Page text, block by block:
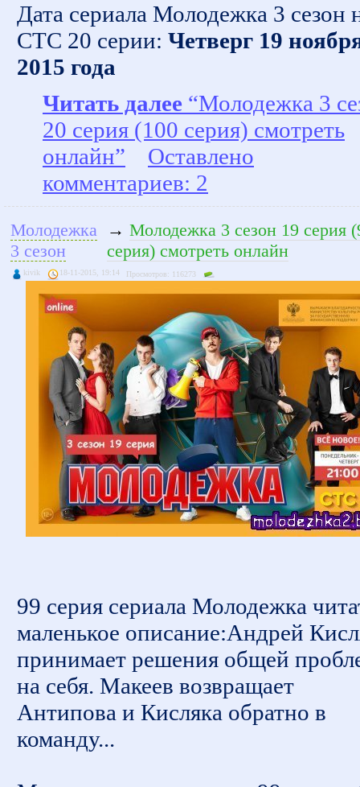
Дата сериала Молодежка 3 сезон
СТС 20 серии: Четверг 19
2015 года
Читать далее “Молодежка 3
20 серия (100 серия) смотреть
онлайн”
Оставлено
комментариев: 2
Молодежка
3 сезон
→ Молодежка 3 сезон 19 серия
серия) смотреть онлайн
kivik 18-11-2015, 19:14 Просмотров: 116273
99 серия сериала Молодежка
маленькое описание:Андрей
принимает решения общей
на себя. Макеев возвращает
Антипова и Кисляка обратно в
команду...